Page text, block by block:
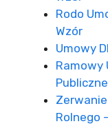
Rodo
Wzór
Umowy
Ramowy
Rolnego